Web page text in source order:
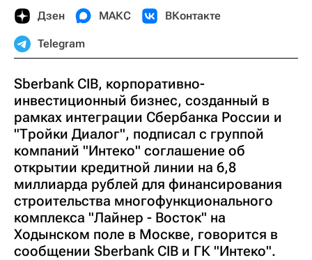
Дзен МАКС ВКонтакте
Telegram
Sberbank CIB, корпоративно-
инвестиционный бизнес, созданный в
рамках интеграции Сбербанка России и
"Тройки Диалог", подписал с группой
компаний "Интеко" соглашение об
открытии кредитной линии на 6,8
миллиарда рублей для финансирования
строительства многофункционального
комплекса "Лайнер - Восток" на
Ходынском поле в Москве, говорится в
сообщении Sberbank CIB и ГК "Интеко".